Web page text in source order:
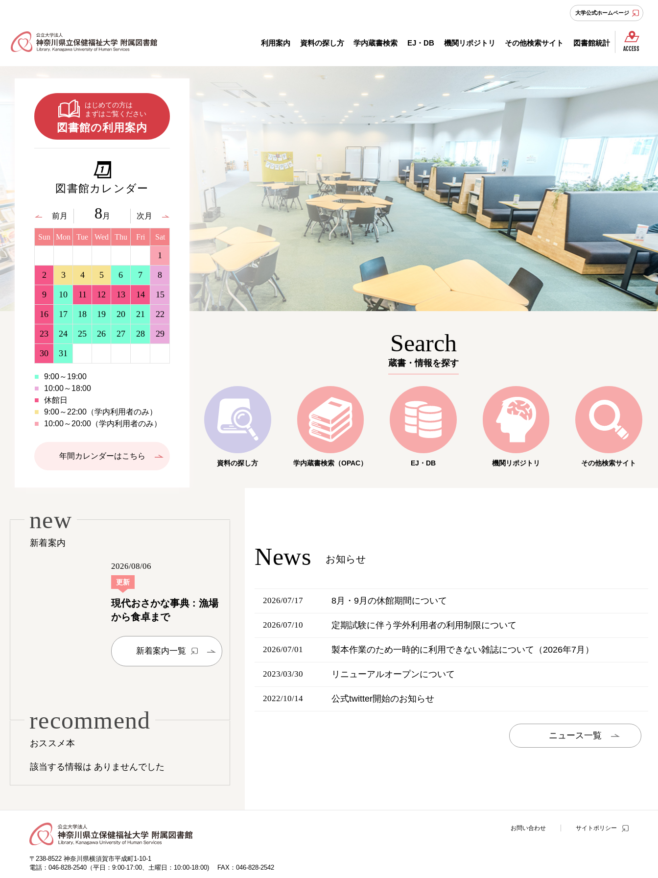
利用案内 資料の探し方 学内蔵書検索 EJ・DB 機関 リポジトリ その他検索サイト 図書館統計
ACCESS
大学公式ホームページ
Search
蔵書・情報を探す
資料の探し方 学内蔵書検索 （OPAC） EJ・DB 機関 リポジトリ その他検索サイト
はじめての方は
まずはご覧ください
図書館の利用案内
図書館カレンダー
前月 8 月 次月
Sun Mon Tue Wed Thu Fri Sat
1
2
3 4 5 6 7
8
9
10 11 12 13 14
15
16
17 18 19 20 21
22
23
24 25 26 27 28
29
30
31
■
9:00～19:00
■
10:00～18:00
■
休館日
■
9:00～22:00（学内利用者のみ）
■
10:00～20:00（学内利用者のみ）
年間カレンダーはこちら
new
新着案内
2026/08/06
更新
現代おさかな事典 : 漁場
から食卓まで
新着案内一覧
recommend
おススメ本
該当する情報は ありませんでした
News お知らせ
2026/07/17 8月・9月の休館期間について
2026/07/10 定期試験に伴う学外利用者の利用制限について
2026/07/01 製本作業のため一時的に利用できない雑誌について（2026年7月）
2023/03/30 リニューアルオープンについて
2022/10/14 公式twitter開始のお知らせ
ニュース一覧
お問い合わせ サイトポリシー
〒238-8522 神奈川県横須賀市平成町1-10-1
電話： 046-828-2540 （平日：9:00-17:00、土曜日：10:00-18:00) FAX：046-828-2542